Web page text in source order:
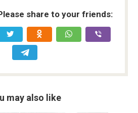
share to your friends:
may also like